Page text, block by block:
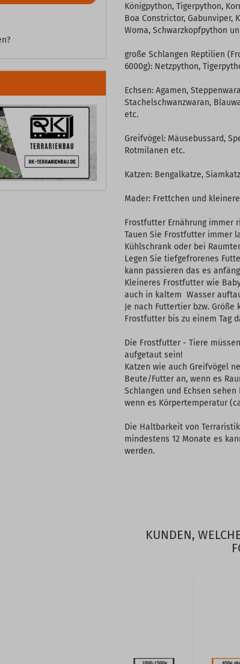
Königpython, Tigerpython,
Boa Constrictor, Gabunviper,
Woma, Schwarzkopfpython
große Schlangen Reptilien
6000g): Netzpython,
Echsen: Agamen,
Stachelschwanzwaran,
etc.
Greifvögel: Mäusebussard,
Rotmilanen etc.
Katzen: Bengalkatze,
Mader: Frettchen und
Frostfutter Ernährung immer
Tauen Sie Frostfutter immer
Kühlschrank oder bei
Legen Sie tiefgefrorenes
kann passieren das es
Kleineres Frostfutter wie
auch in kaltem Wasser
Je nach Futtertier bzw.
Frostfutter bis zu einem Tag
Die Frostfutter - Tiere
aufgetaut sein!
Katzen wie auch Greifvögel
Beute/Futter an, wenn es
Schlangen und Echsen
wenn es Körpertemperatur
Die Haltbarkeit von
mindestens 12 Monate es
werden.
KUNDEN,